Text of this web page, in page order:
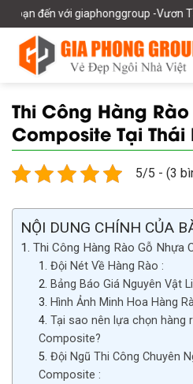
Skip
to
content
-Vươn Tầm Tổ Âm Việt
Thi Công Hàng
Composite Tại Thái
5/5 - (3
NỘI DUNG CHÍNH CỦA
Thi Công Hàng Rào Gỗ Nhựa
Đội Nét Về Hàng Rào :
Bảng Báo Giá Nguyên Vật
Hình Ảnh Minh Hoa Hàng
Tại sao nên lựa chọn hàng
Composite?
Đội Ngũ Thi Công Chuyên
Composite :